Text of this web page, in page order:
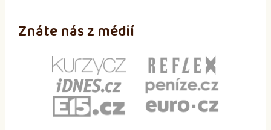
Znáte nás z médií